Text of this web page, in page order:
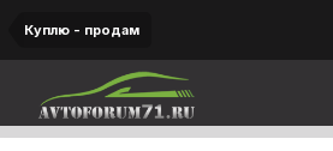
Куплю - продам